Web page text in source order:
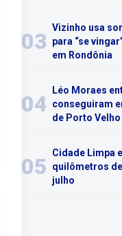
03
Vizinho usa
para “se
em Rondônia
04
Léo Moraes
conseguiram
de Porto Velho
05
Cidade Limpa
quilômetros
julho